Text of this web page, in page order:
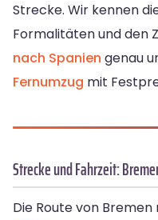
Strecke. Wir kennen
Formalitäten und den
nach Spanien genau
Fernumzug mit
Strecke und Fahrzeit:
Die Route von